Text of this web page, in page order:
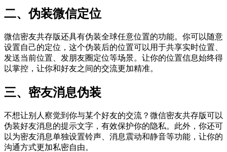
二、伪装微信定位
微信密友共存版还具有伪装全球任意位置的功能。你可以随意
设置自己的定位，这个伪装后的位置可以用于共享实时位置、
发送当前位置、发朋友圈定位等场景。让你的位置信息始终得
以掌控，让你和好友之间的交流更加精准。
三、密友消息伪装
不想让别人察觉到你与某个好友的交流？微信密友共存版可以
伪装好友消息的提示文字，有效保护你的隐私。此外，你还可
以为密友消息单独设置铃声、消息震动和静音等功能，让你的
沟通方式更加私密自由。